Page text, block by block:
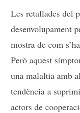
Les retallades del
desenvolupament
mostra de com
Però aquest
una malaltia amb
tendència a
actors de